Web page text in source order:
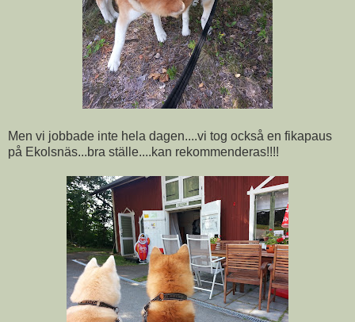
Men vi jobbade inte hela dagen....vi tog också en fikapaus
på Ekolsnäs...bra ställe....kan rekommenderas!!!!